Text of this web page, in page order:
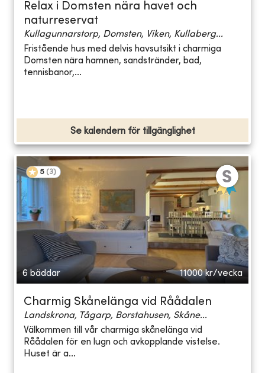
Relax i Domsten nära havet och
naturreservat
Kullagunnarstorp, Domsten, Viken, Kullaberg...
Fristående hus med delvis havsutsikt i charmiga
Domsten nära hamnen, sandstränder, bad,
tennisbanor,...
Se kalendern för tillgänglighet
5 (3)
6 bäddar 11000 kr/vecka
Charmig Skånelänga vid Råådalen
Landskrona, Tågarp, Borstahusen, Skåne...
Välkommen till vår charmiga skånelänga vid
Råådalen för en lugn och avkopplande vistelse.
Huset är a...